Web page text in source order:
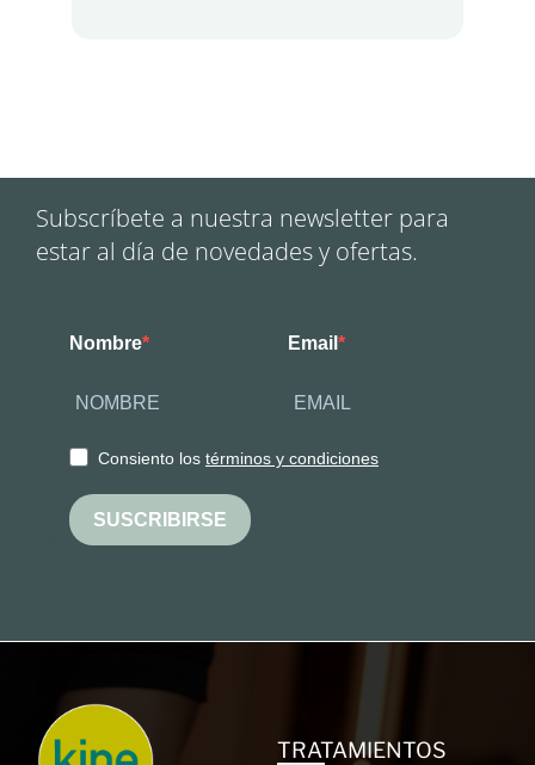
Subscríbete a nuestra newsletter para
estar al día de novedades y ofertas.
Nombre Email
Consiento los términos y condiciones
SUSCRIBIRSE
TRATAMIENTOS